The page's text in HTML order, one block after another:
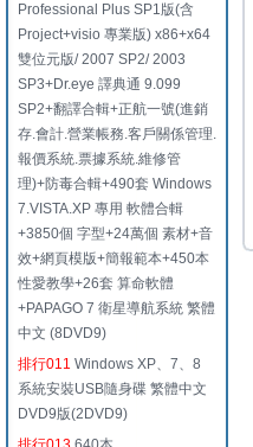
Professional Plus SP1版(含
Project+visio 專業版) x86+x64
雙位元版/ 2007 SP2/ 2003
SP3+Dr.eye 譯典通 9.099
SP2+翻譯合輯+正航一號(進銷
存.會計.營業帳務.客戶關係管理.
報價系統.票據系統.維修管
理)+防毒合輯+490套 Windows
7.VISTA.XP 專用 軟體合輯
+3850個 字型+24萬個 素材+音
效+網頁模版+簡報範本+450本
性愛教學+26套 算命軟體
+PAPAGO 7 衛星導航系統 繁體
中文 (8DVD9)
排行011 Windows XP、7、8
系統安裝USB隨身碟 繁體中文
DVD9版(2DVD9)